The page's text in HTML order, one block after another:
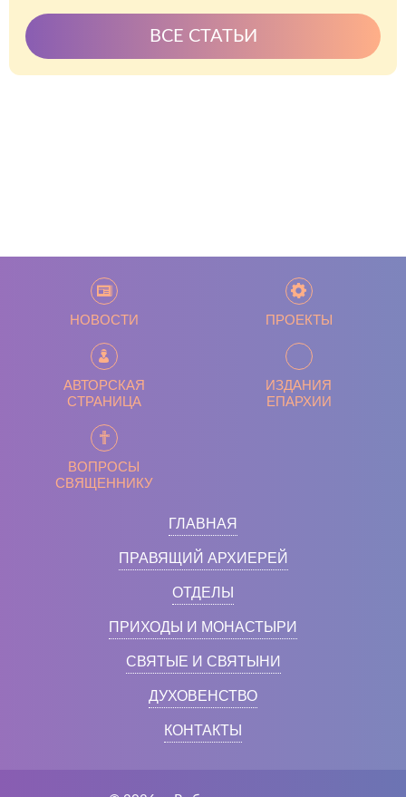
ВСЕ СТАТЬИ
НОВОСТИ ПРОЕКТЫ
АВТОРСКАЯ
СТРАНИЦА
ИЗДАНИЯ
ЕПАРХИИ
ВОПРОСЫ
СВЯЩЕННИКУ
ГЛАВНАЯ
ПРАВЯЩИЙ АРХИЕРЕЙ
ОТДЕЛЫ
ПРИХОДЫ И МОНАСТЫРИ
СВЯТЫЕ И СВЯТЫНИ
ДУХОВЕНСТВО
КОНТАКТЫ